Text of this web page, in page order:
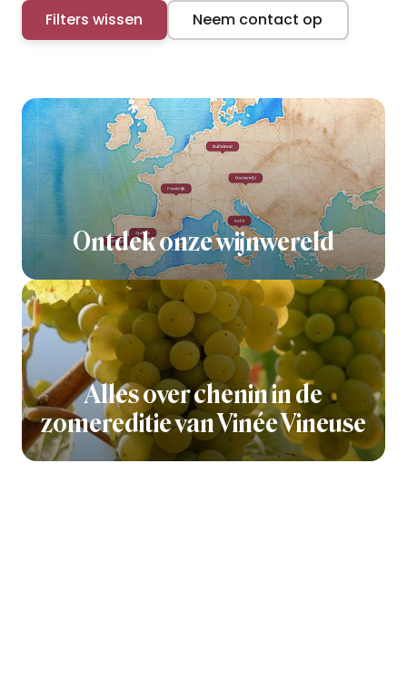
Filters wissen Neem contact op
Ontdek onze wijnwereld
Alles over chenin in de
zomereditie van Vinée Vineuse